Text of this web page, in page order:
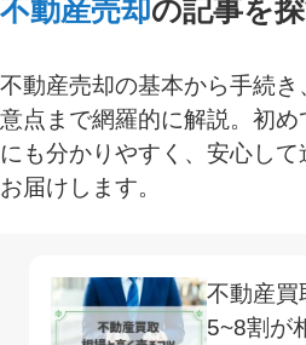
不動産売却の記事を
不動産売却の基本から手続
意点まで網羅的に解説。初
にも分かりやすく、安心し
お届けします。
不動産買
5~8割が